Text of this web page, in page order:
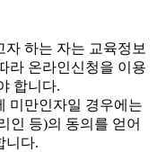
하는 자는 교육정보
라 온라인신청을 이용
합니다.
미만인자일 경우에는
인 등)의 동의를 얻어
니다.